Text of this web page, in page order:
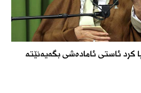
کرد ئاستی ئامادەشی بگەیەنێتە